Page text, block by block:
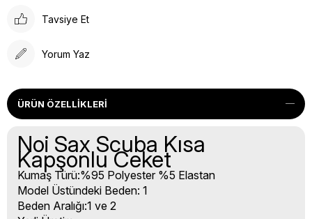
Tavsiye Et
Yorum Yaz
ÜRÜN ÖZELLIKLERI
Noi Sax Scuba Kısa
Kapşonlu Ceket
Kumaş Türü:%95 Polyester %5 Elastan
Model Üstündeki Beden: 1
Beden Aralığı:1 ve 2